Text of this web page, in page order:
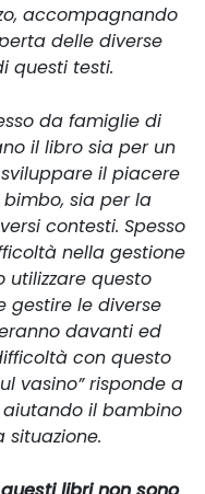
accompagnando
delle diverse
questi testi.
da famiglie di
il libro sia per un
il piacere
sia per la
contesti. Spesso
nella gestione
questo
gestire le diverse
davanti ed
con questo
vasino” risponde a
aiutando il bambino